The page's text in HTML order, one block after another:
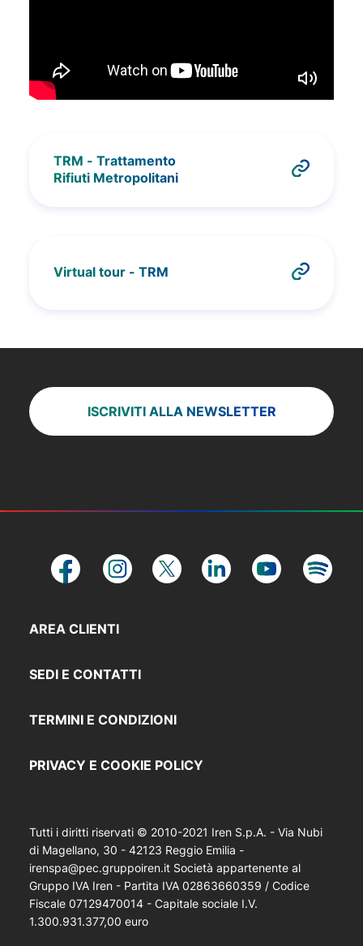
TRM - Trattamento
Rifiuti Metropolitani
Virtual tour - TRM
ISCRIVITI ALLA NEWSLETTER
AREA CLIENTI
SEDI E CONTATTI
TERMINI E CONDIZIONI
PRIVACY E COOKIE POLICY
Tutti i diritti riservati © 2010-2021 Iren S.p.A. - Via Nubi
di Magellano, 30 - 42123 Reggio Emilia -
irenspa@pec.gruppoiren.it Società appartenente al
Gruppo IVA Iren - Partita IVA 02863660359 / Codice
Fiscale 07129470014 - Capitale sociale I.V.
1.300.931.377,00 euro